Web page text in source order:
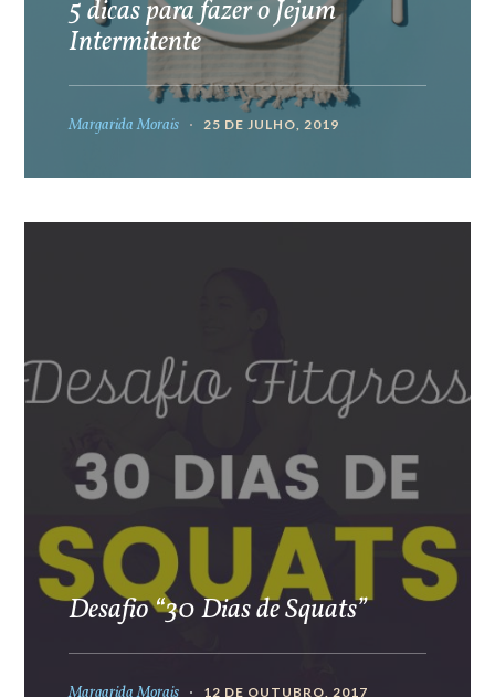
5 dicas para fazer o Jejum
Intermitente
Margarida Morais 25 DE JULHO, 2019
Desafio “30 Dias de Squats”
12 DE OUTUBRO, 2017